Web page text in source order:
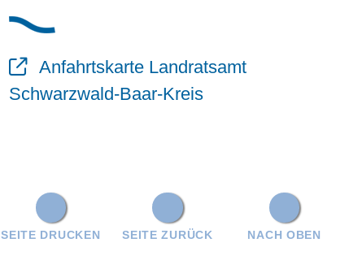
Anfahrtskarte Landratsamt
Schwarzwald-Baar-Kreis
NACH OBEN
SEITE ZURÜCK
SEITE DRUCKEN